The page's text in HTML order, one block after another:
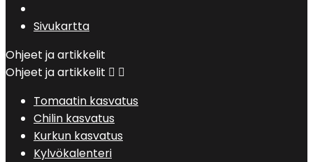
Sivukartta
Ohjeet ja artikkelit
Ohjeet ja artikkelit  
Tomaatin kasvatus
Chilin kasvatus
Kurkun kasvatus
Kylvökalenteri